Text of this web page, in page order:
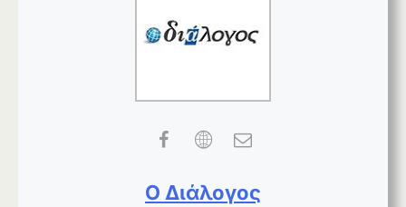
Ο Διάλογος